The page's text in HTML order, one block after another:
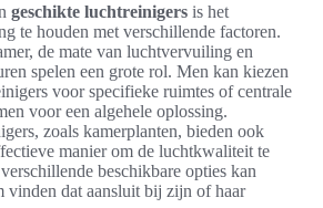
geschikte luchtreinigers is het
te houden met verschillende factoren.
de mate van luchtvervuiling en
spelen een grote rol. Men kan kiezen
voor specifieke ruimtes of centrale
voor een algehele oplossing.
zoals kamerplanten, bieden ook
manier om de luchtkwaliteit te
beschikbare opties kan
vinden dat aansluit bij zijn of haar